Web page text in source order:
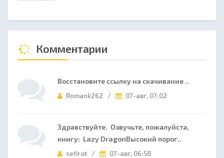
Комментарии
Восстановите ссылку на скачивание ..
Romank262 / 07-авг, 07:02
Здравствуйте. Озвучьте, пожалуйста,
книгу: Lazy DragonВысокий порог..
sefirot / 07-авг, 06:58